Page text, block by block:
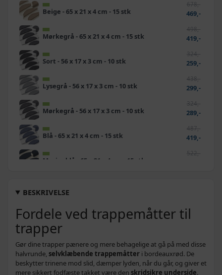
BESKRIVELSE
Fordele ved trappemåtter til
trapper
Gør dine trapper pænere og mere behagelige at gå på med disse
halvrunde, selvklæbende trappemåtter i bordeauxrød. De
beskytter trinene mod slid, dæmper lyden, når du går, og giver et
mere sikkert fodfæste takket være den skridsikre underside.
Beige - 65 x 21 x 4 cm - 15 stk
678,-
469,-
Mørkegrå - 65 x 21 x 4 cm - 15 stk
498,-
419,-
Sort - 56 x 17 x 3 cm - 10 stk
324,-
259,-
Lysegrå - 56 x 17 x 3 cm - 10 stk
438,-
299,-
Mørkegrå - 56 x 17 x 3 cm - 10 stk
324,-
289,-
Blå - 65 x 21 x 4 cm - 15 stk
487,-
419,-
Marineblå - 65 x 21 x 4 cm - 15 stk
522,-
Lysegrå - 65 x 21 x 4 cm - 10 stk 369,-
Brun - 65 x 21 x 4 cm - 15 stk
Marineblå - Marineblå - 56 x 17 x 3 cm - 56 x
17 x 3 cm
480,-
469,-